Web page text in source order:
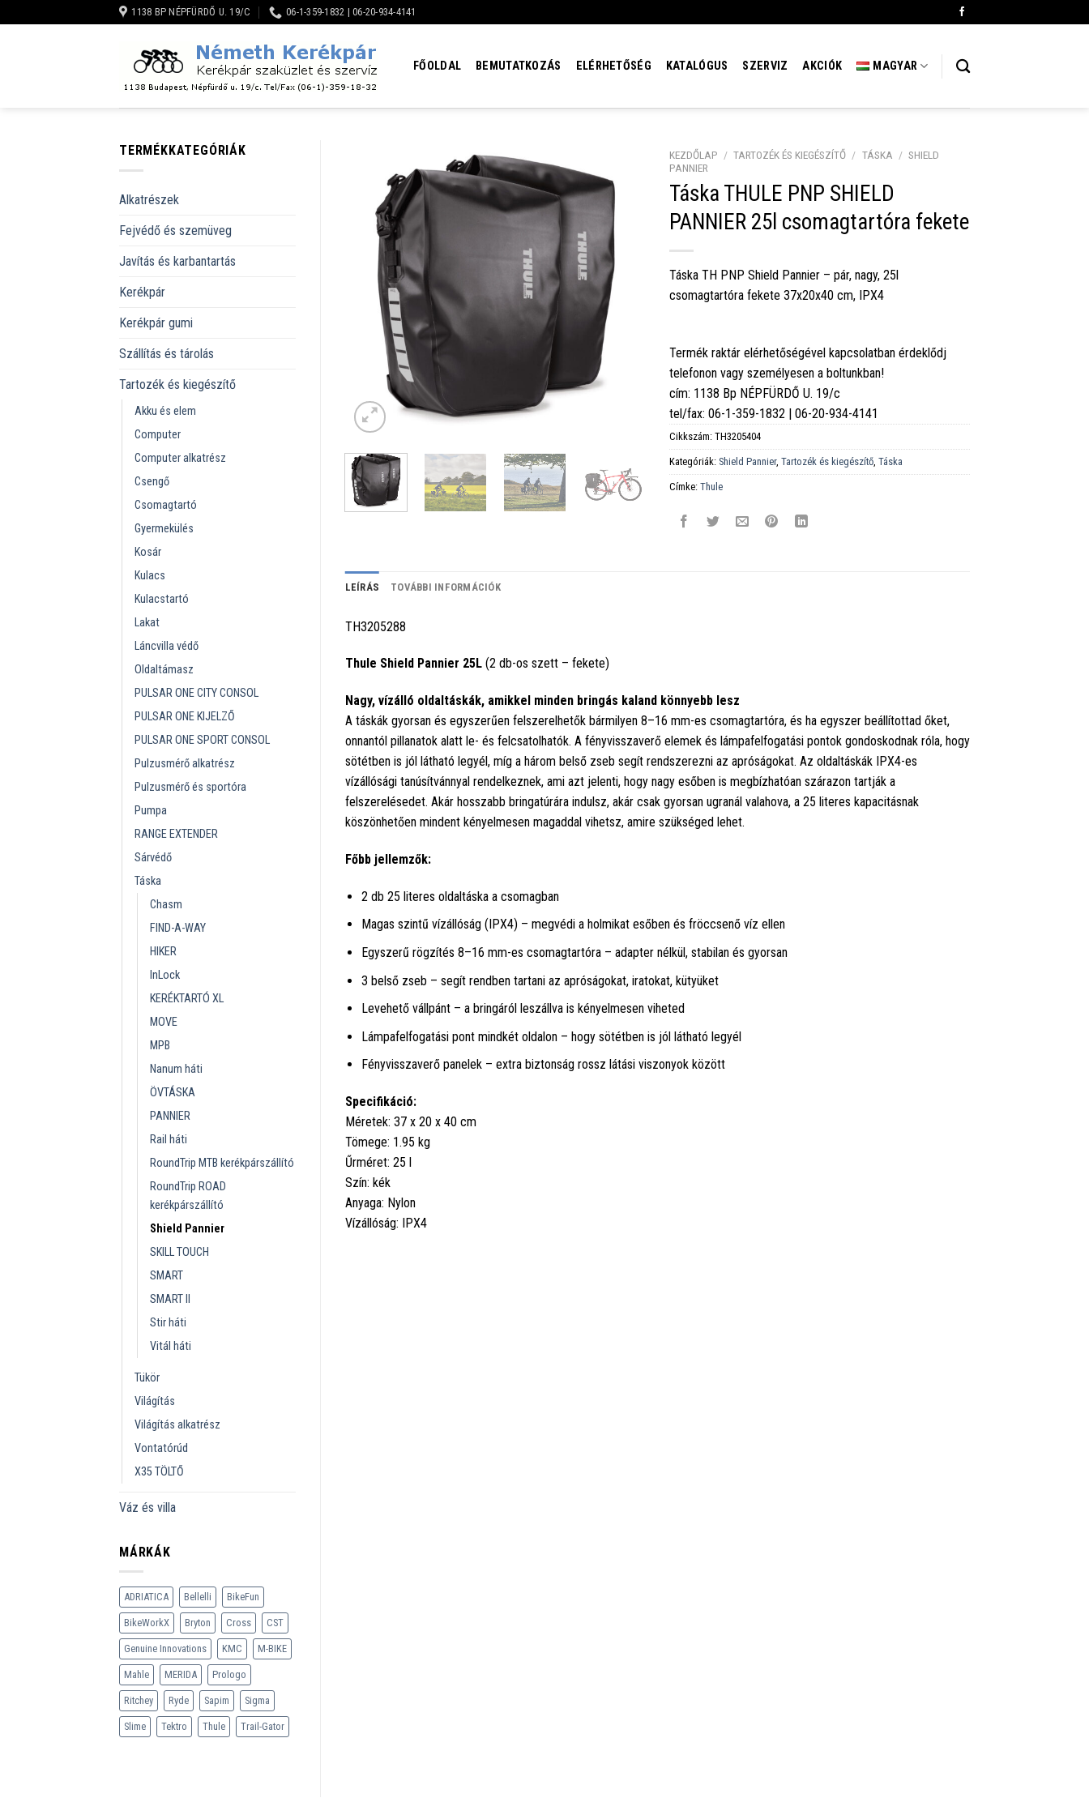
to
1138 BP NÉPFÜRDŐ U. 19/C 06-1-359-1832 | 06-20-934-4141
FŐOLDAL BEMUTATKOZÁS ELÉRHETŐSÉG KATALÓGUS SZERVIZ AKCIÓK MAGYAR
TERMÉKKATEGÓRIÁK
Alkatrészek
Fejvédő és szemüveg
Javítás és karbantartás
Kerékpár
Kerékpár gumi
Szállítás és tárolás
Tartozék és kiegészítő
Akku és elem
Computer
Computer alkatrész
Csengő
Csomagtartó
Gyermekülés
Kosár
Kulacs
Kulacstartó
Lakat
Láncvilla védő
Oldaltámasz
PULSAR ONE CITY CONSOL
PULSAR ONE KIJELZŐ
PULSAR ONE SPORT CONSOL
Pulzusmérő alkatrész
Pulzusmérő és sportóra
Pumpa
RANGE EXTENDER
Sárvédő
Táska
Chasm
FIND-A-WAY
HIKER
InLock
KERÉKTARTÓ XL
MOVE
MPB
Nanum háti
ÖVTÁSKA
PANNIER
Rail háti
RoundTrip MTB kerékpárszállító
RoundTrip ROAD
kerékpárszállító
Shield Pannier
SKILL TOUCH
SMART
SMART II
Stir háti
Vitál háti
Tükör
Világítás
Világítás alkatrész
Vontatórúd
X35 TÖLTŐ
Váz és villa
MÁRKÁK
ADRIATICA Bellelli BikeFun
BikeWorkX Bryton Cross CST
Genuine Innovations KMC M-BIKE
Mahle MERIDA Prologo
Ritchey Ryde Sapim Sigma
Slime Tektro Thule Trail-Gator
KEZDŐLAP / TARTOZÉK ÉS KIEGÉSZÍTŐ / TÁSKA / SHIELD
PANNIER
Táska THULE PNP SHIELD
PANNIER 25l csomagtartóra fekete
Táska TH PNP Shield Pannier – pár, nagy, 25l
csomagtartóra fekete 37x20x40 cm, IPX4
Termék raktár elérhetőségével kapcsolatban érdeklődj
telefonon vagy személyesen a boltunkban!
cím: 1138 Bp NÉPFÜRDŐ U. 19/c
tel/fax: 06-1-359-1832 | 06-20-934-4141
Cikkszám:TH3205404
Kategóriák: Shield Pannier,Tartozék és kiegészítő ,Táska
Címke:Thule
LEÍRÁS TOVÁBBI INFORMÁCIÓK
TH3205288
Thule Shield Pannier 25L(2 db-os szett – fekete)
Nagy, vízálló oldaltáskák, amikkel minden bringás kaland könnyebb lesz
A táskák gyorsan és egyszerűen felszerelhetők bármilyen 8–16 mm-es csomagtartóra, és ha egyszer beállítottad őket,
onnantól pillanatok alatt le- és felcsatolhatók. A fényvisszaverő elemek és lámpafelfogatási pontok gondoskodnak róla, hogy
sötétben is jól látható legyél, míg a három belső zseb segít rendszerezni az apróságokat. Az oldaltáskák IPX4-es
vízállósági tanúsítvánnyal rendelkeznek, ami azt jelenti, hogy nagy esőben is megbízhatóan szárazon tartják a
felszerelésedet. Akár hosszabb bringatúrára indulsz, akár csak gyorsan ugranál valahova, a 25 literes kapacitásnak
köszönhetően mindent kényelmesen magaddal vihetsz, amire szükséged lehet.
Főbb jellemzők:
2 db 25 literes oldaltáska a csomagban
Magas szintű vízállóság (IPX4) – megvédi a holmikat esőben és fröccsenő víz ellen
Egyszerű rögzítés 8–16 mm-es csomagtartóra – adapter nélkül, stabilan és gyorsan
3 belső zseb – segít rendben tartani az apróságokat, iratokat, kütyüket
Levehető vállpánt – a bringáról leszállva is kényelmesen viheted
Lámpafelfogatási pont mindkét oldalon – hogy sötétben is jól látható legyél
Fényvisszaverő panelek – extra biztonság rossz látási viszonyok között
Specifikáció:
Méretek: 37 x 20 x 40 cm
Tömege: 1.95 kg
Űrméret: 25 l
Szín: kék
Anyaga: Nylon
Vízállóság: IPX4